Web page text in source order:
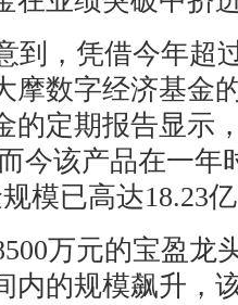
到，凭借今年超
摩数字经济基金
的定期报告显示
今该产品在一年
模已高达18.23
万元的宝盈龙
内的规模飙升，